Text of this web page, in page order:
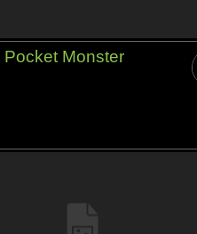
Pocket Monster